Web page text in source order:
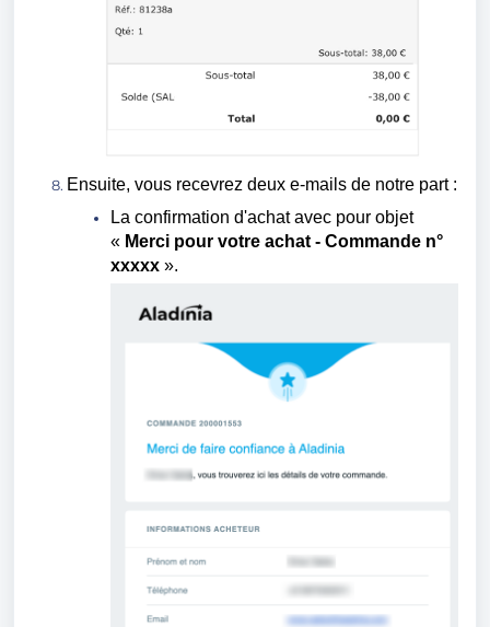
Ensuite, vous recevrez deux e-mails de notre part :
La confirmation d'achat avec pour objet
« Merci pour votre achat - Commande n°
xxxxx ».